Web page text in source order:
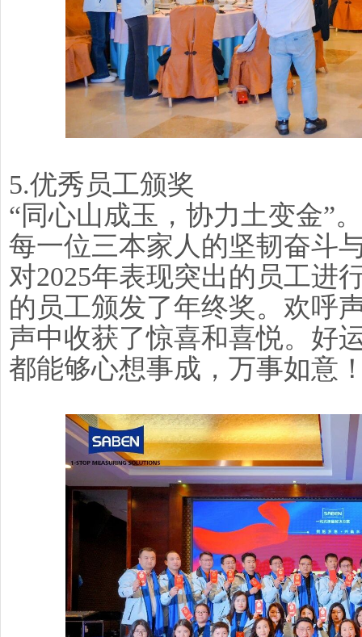
5.优秀员工颁奖
“同心山成玉，协力土变金”
每一位三本家人的坚韧奋斗
对2025年表现突出的员工进
的员工颁发了年终奖。欢呼
声中收获了惊喜和喜悦。好
都能够心想事成，万事如意